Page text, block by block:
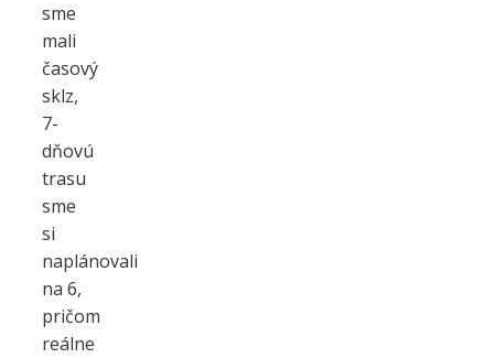
sme
mali
časový
sklz,
7-
dňovú
trasu
sme
si
naplánovali
na 6,
pričom
reálne